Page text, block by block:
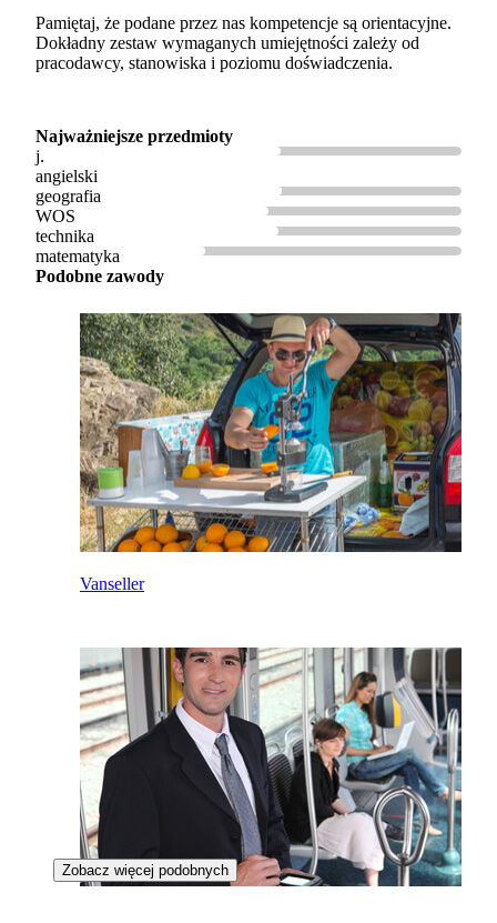
Pamiętaj, że podane przez nas kompetencje są orientacyjne.
Dokładny zestaw wymaganych umiejętności zależy od
pracodawcy, stanowiska i poziomu doświadczenia.
Najważniejsze przedmioty
j.
angielski
geografia
WOS
technika
matematyka
Podobne zawody
Vanseller
Zobacz więcej podobnych